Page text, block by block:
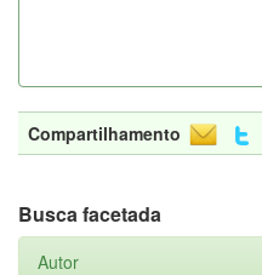
Compartilhamento
Busca facetada
Autor